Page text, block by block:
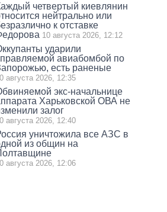
четвертый киевлянин
нейтрально или
к отставке
10 августа 2026, 12:12
ударили
авиабомбой по
есть раненые
августа 2026, 12:35
экс-начальнице
Харьковской ОВА не
залог
августа 2026, 12:40
уничтожила все АЗС в
из общин на
августа 2026, 12:06